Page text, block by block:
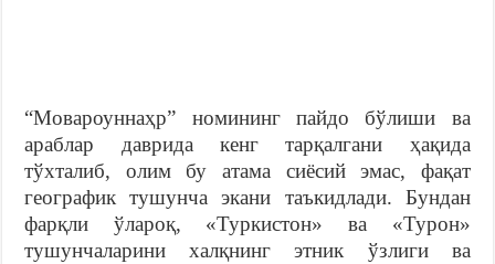
“Мовароуннаҳр” номининг пайдо бўлиши ва
араблар даврида кенг тарқалгани ҳақида
тўхталиб, олим бу атама сиёсий эмас, фақат
географик тушунча экани таъкидлади. Бундан
фарқли ўлароқ, «Туркистон» ва «Турон»
тушунчаларини халқнинг этник ўзлиги ва